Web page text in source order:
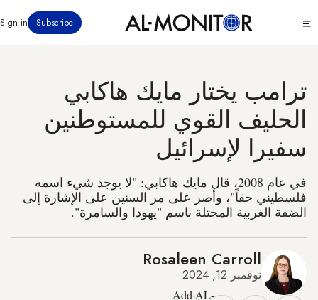
إلى
Subscribe
Sign in
ترامب يختار مايك هاكابي
الحليف القوي للمستوطنين
سفيرا لإسرائيل
في عام 2008، قال مايك هاكابي: "لا يوجد شيء اسمه
فلسطيني حقاً"، وأصر على مر السنين على الإشارة إلى
الضفة الغربية المحتلة باسم "يهودا والسامرة".
Rosaleen Carroll
نوفمبر 12, 2024
Add AL-